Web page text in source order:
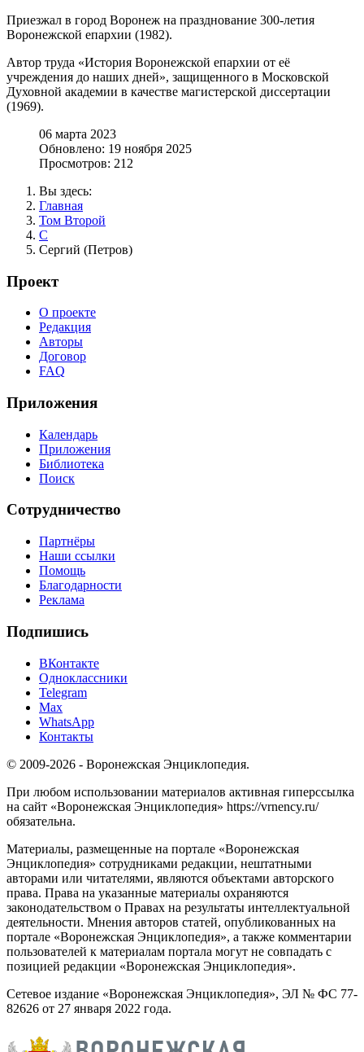
Приезжал в город Воронеж на празднование 300-летия
Воронежской епархии (1982).
Автор труда «История Воронежской епархии от её
учреждения до наших дней», защищенного в Московской
Духовной академии в качестве магистерской диссертации
(1969).
06 марта 2023
Обновлено: 19 ноября 2025
Просмотров: 212
Вы здесь:
Главная
Том Второй
С
Сергий (Петров)
Проект
О проекте
Редакция
Авторы
Договор
FAQ
Приложения
Календарь
Приложения
Библиотека
Поиск
Сотрудничество
Партнёры
Наши ссылки
Помощь
Благодарности
Реклама
Подпишись
ВКонтакте
Одноклассники
Telegram
Max
WhatsApp
Контакты
© 2009-2026 - Воронежская Энциклопедия.
При любом использовании материалов активная гиперссылка
на сайт «Воронежская Энциклопедия» https://vrnency.ru/
обязательна.
Материалы, размещенные на портале «Воронежская
Энциклопедия» сотрудниками редакции, нештатными
авторами или читателями, являются объектами авторского
права. Права на указанные материалы охраняются
законодательством о Правах на результаты интеллектуальной
деятельности. Мнения авторов статей, опубликованных на
портале «Воронежская Энциклопедия», а также комментарии
пользователей к материалам портала могут не совпадать с
позицией редакции «Воронежская Энциклопедия».
Сетевое издание «Воронежская Энциклопедия», ЭЛ № ФС 77-
82626 от 27 января 2022 года.